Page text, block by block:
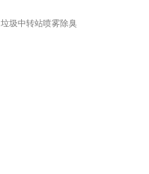
垃圾中转站喷雾除臭